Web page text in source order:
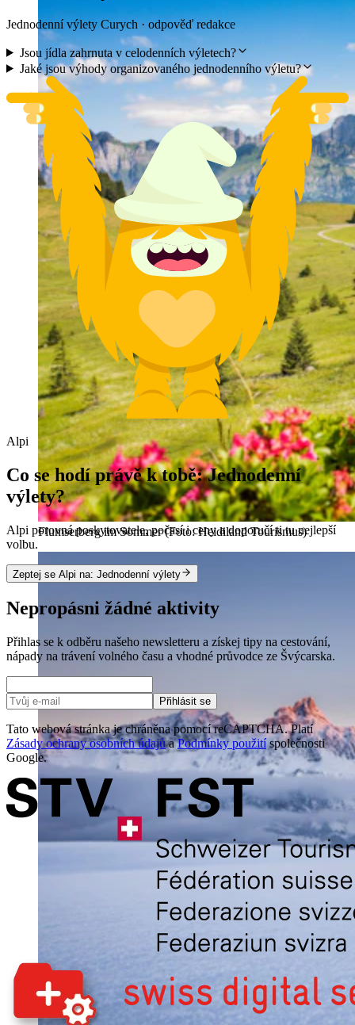
Flumserberg im Sommer (Foto: Heidiland Tourismus)
Jednodenní výlety Curych · odpověď redakce
Jsou jídla zahrnuta v celodenních výletech?
Jaké jsou výhody organizovaného jednodenního výletu?
Alpi
Co se hodí právě k tobě: Jednodenní
výlety?
Alpi porovná poskytovatele, počasí i ceny a doporučí ti tu nejlepší
volbu.
Zeptej se Alpi na: Jednodenní výlety
Nepropásni žádné aktivity
Přihlas se k odběru našeho newsletteru a získej tipy na cestování,
nápady na trávení volného času a vhodné průvodce ze Švýcarska.
Přihlásit se
Tato webová stránka je chráněna pomocí reCAPTCHA. Platí
Zásady ochrany osobních údajůaPodmínky použitíspolečnosti
Google.